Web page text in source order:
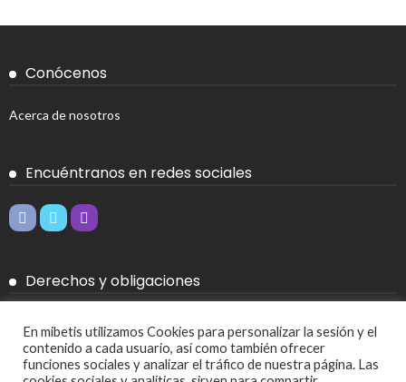
Conócenos
Acerca de nosotros
Encuéntranos en redes sociales
Derechos y obligaciones
Política de Cookies
En mibetis utilizamos Cookies para personalizar la sesión y el
contenido a cada usuario, así como también ofrecer
funciones sociales y analizar el tráfico de nuestra página. Las